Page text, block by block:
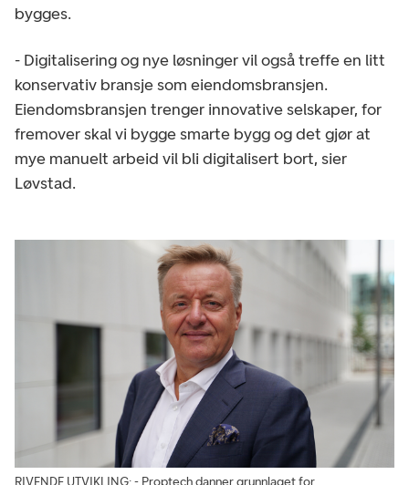
bygges.
- Digitalisering og nye løsninger vil også treffe en litt
konservativ bransje som eiendomsbransjen.
Eiendomsbransjen trenger innovative selskaper, for
fremover skal vi bygge smarte bygg og det gjør at
mye manuelt arbeid vil bli digitalisert bort, sier
Løvstad.
RIVENDE UTVIKLING: - Proptech danner grunnlaget for